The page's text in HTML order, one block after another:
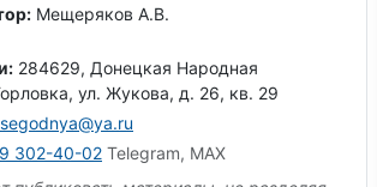
Мещеряков А.В.
284629, Донецкая Народная
ул. Жукова, д. 26, кв. 29
302-40-02 Telegram, MAX